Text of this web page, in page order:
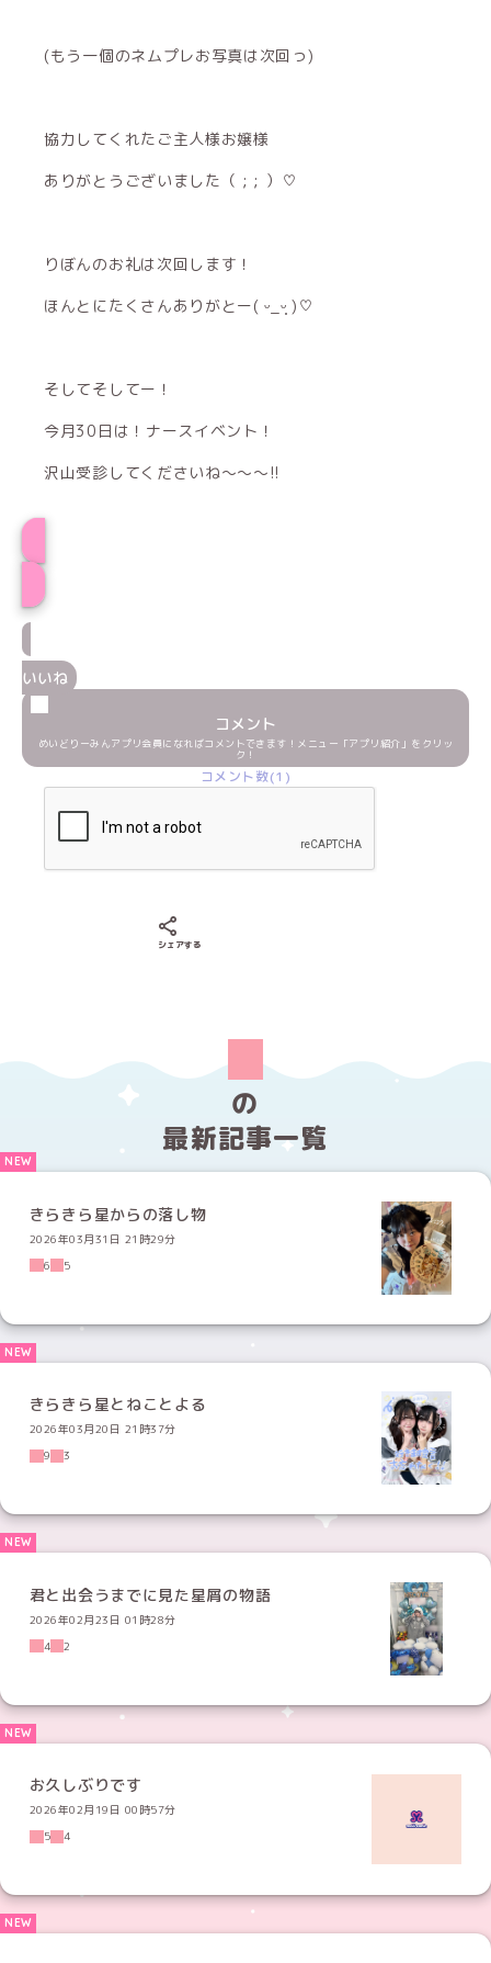
(もう一個のネムプレお写真は次回っ)
協力してくれたご主人様お嬢様
ありがとうございました（ ; ; ）♡
りぼんのお礼は次回します！
ほんとにたくさんありがとー( ᵕ_ᵕ̩̩ )♡
そしてそしてー！
今月30日は！ナースイベント！
沢山受診してくださいね〜〜〜!!
いいね
コメント
めいどりーみんアプリ会員になればコメントできます！メニュー「アプリ紹介」をクリッ
ク！
コメント数(1)
シェアする
の
最新記事一覧
きらきら星からの落し物
2026年03月31日 21時29分
6
5
きらきら星とねことよる
2026年03月20日 21時37分
9
3
君と出会うまでに見た星屑の物語
2026年02月23日 01時28分
4
2
お久しぶりです
2026年02月19日 00時57分
5
4